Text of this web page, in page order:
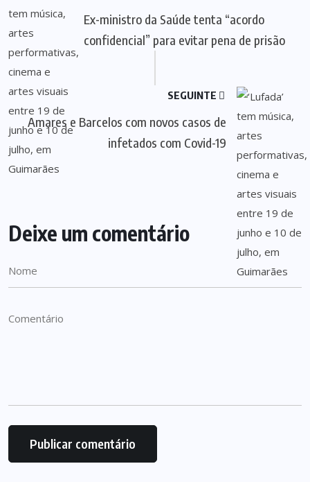
Ex-ministro da Saúde tenta “acordo
confidencial” para evitar pena de prisão
SEGUINTE
Amares e Barcelos com novos casos de
infetados com Covid-19
Deixe um comentário